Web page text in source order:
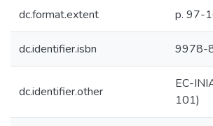
dc.format.extent p. 97-
dc.identifier.isbn 9978-
dc.identifier.other
EC-
101)